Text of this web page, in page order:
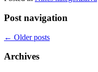
Post navigation
← Older posts
Archives